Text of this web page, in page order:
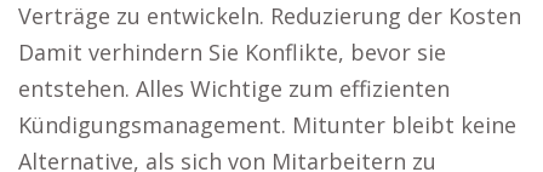
Verträge zu entwickeln. Reduzierung der Kosten
Damit verhindern Sie Konflikte, bevor sie
entstehen. Alles Wichtige zum effizienten
Kündigungsmanagement. Mitunter bleibt keine
Alternative, als sich von Mitarbeitern zu